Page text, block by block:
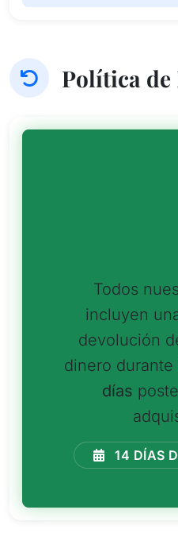
Política de
Todos
incluyen
devolución
dinero durante
días
14 DÍAS